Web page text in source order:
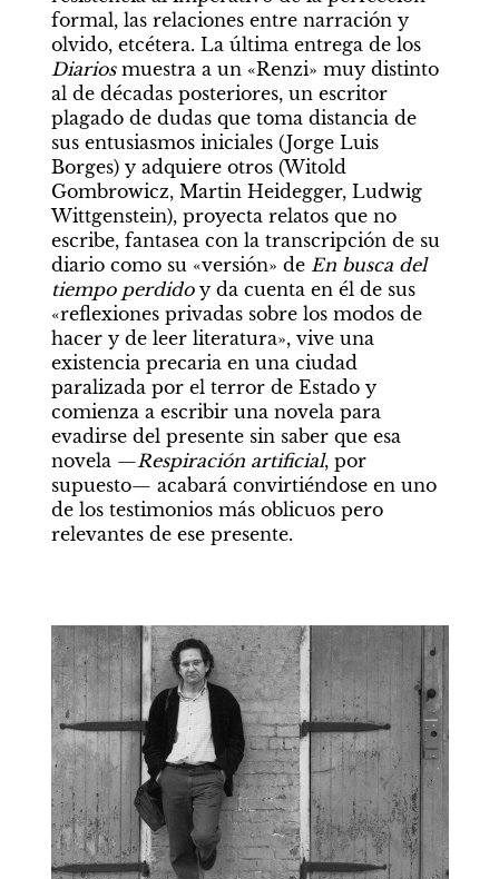
formal, las relaciones entre narración y
olvido, etcétera. La última entrega de los
Diarios muestra a un «Renzi» muy distinto
al de décadas posteriores, un escritor
plagado de dudas que toma distancia de
sus entusiasmos iniciales (Jorge Luis
Borges) y adquiere otros (Witold
Gombrowicz, Martin Heidegger, Ludwig
Wittgenstein), proyecta relatos que no
escribe, fantasea con la transcripción de su
diario como su «versión» de En busca del
tiempo perdido y da cuenta en él de sus
«reflexiones privadas sobre los modos de
hacer y de leer literatura», vive una
existencia precaria en una ciudad
paralizada por el terror de Estado y
comienza a escribir una novela para
evadirse del presente sin saber que esa
novela —Respiración artificial, por
supuesto— acabará convirtiéndose en uno
de los testimonios más oblicuos pero
relevantes de ese presente.